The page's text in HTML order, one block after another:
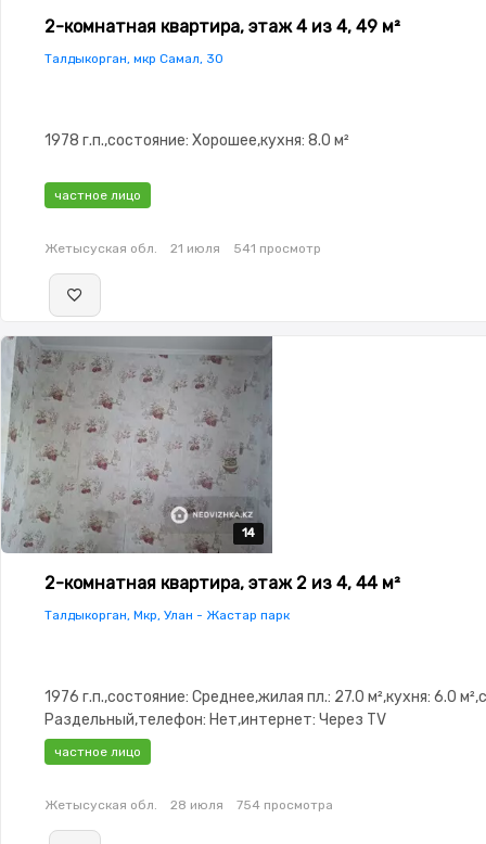
2-комнатная квартира, этаж 4 из 4, 49 м²
Талдыкорган, мкр Самал, 30
1978 г.п.,состояние: Хорошее,кухня: 8.0 м²
частное лицо
Жетысуская обл. 21 июля 541 просмотр
14
14
14
14
14
2-комнатная квартира, этаж 2 из 4, 44 м²
Талдыкорган, Мкр, Улан - Жастар парк
1976 г.п.,состояние: Среднее,жилая пл.: 27.0 м²,кухня: 6.0
Раздельный,телефон: Нет,интернет: Через TV
кабель,Пустая,Пустая,паркинг: Рядом охраняемая
стоянка,Домофон,Видеонаблюдение,Пластиковые
частное лицо
Жетысуская обл. 28 июля 754 просмотра